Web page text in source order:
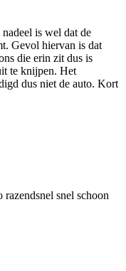
is wel dat de
Gevol hiervan is dat
die erin zit dus is
te knijpen. Het
dus niet de auto. Kort
razendsnel snel schoon